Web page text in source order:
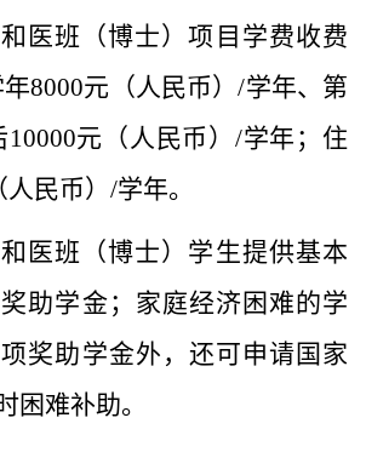
医班 （博士）项目学费收费
年8000元（人民币）/学年、第
10000元（人民币） /学年；住
民币） /学年。
医班 （博士） 学生提供基本
助学金；家庭经济困难的学
奖助学金外，还可申请国家
困难补助。